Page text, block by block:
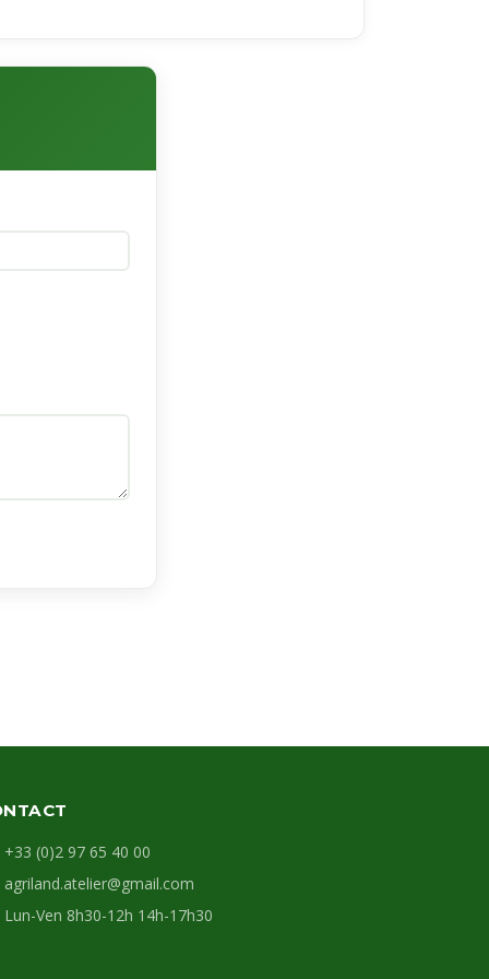
+33 (0)2 97 65 40 00
agriland.atelier@gmail.com
Lun-Ven 8h30-12h 14h-17h30